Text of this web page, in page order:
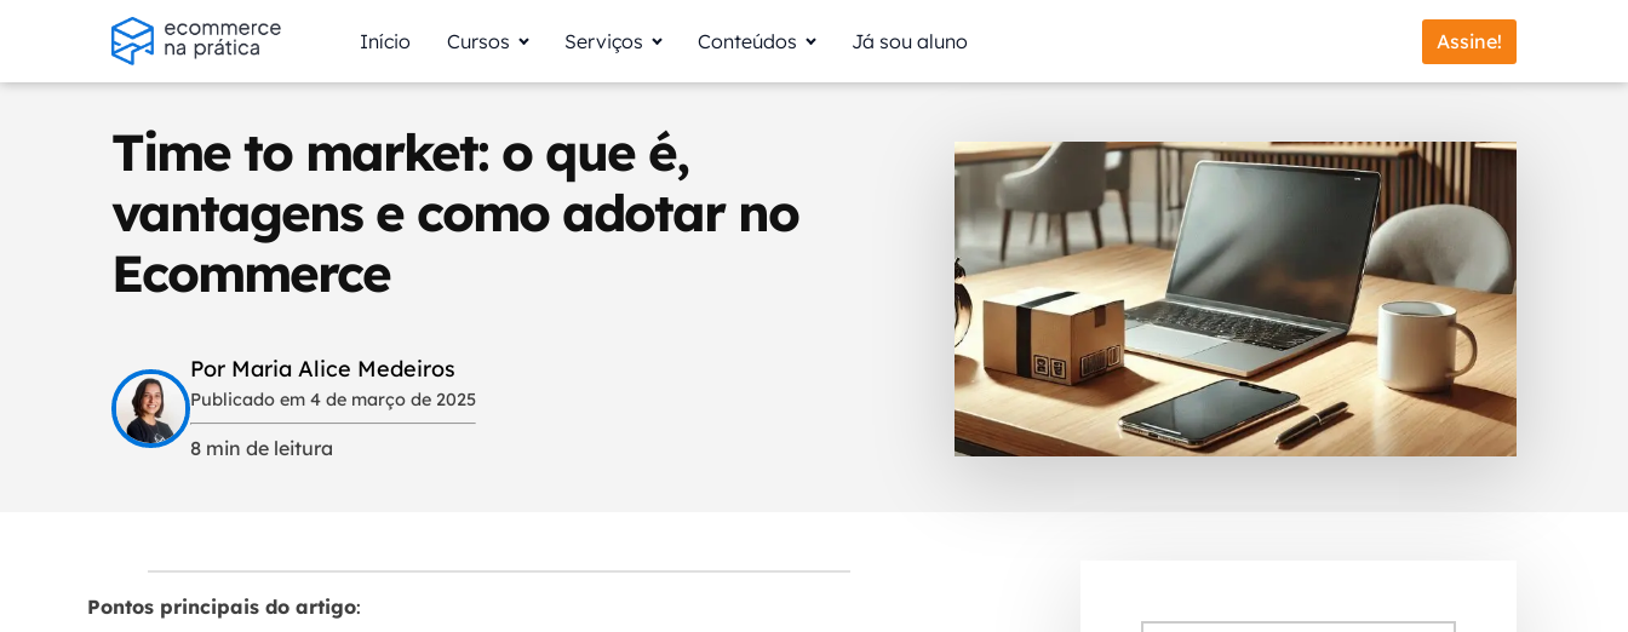
Início Cursos Serviços Conteúdos Já sou aluno Assine!
Time to market: o que é,
vantagens e como adotar no
Ecommerce
Por Maria Alice Medeiros
Publicado em 4 de março de 2025
8 min de leitura
Pontos principais do artigo: